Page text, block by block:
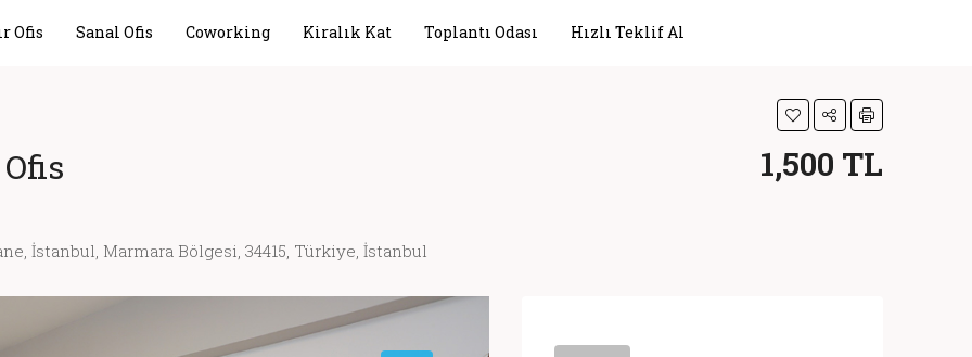
Ofis Sanal Ofis Coworking Kiralık Kat Toplantı Odası Hızlı Teklif Al
1,500 TL
İstanbul, Marmara Bölgesi, 34415, Türkiye, İstanbul